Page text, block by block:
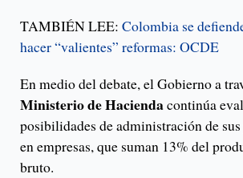
TAMBIÉN LEE: Colombia se
hacer “valientes” reformas: OCDE
En medio del debate, el Gobierno a
Ministerio de Haciendacontinúa
posibilidades de administración de
en empresas, que suman 13% del
bruto.